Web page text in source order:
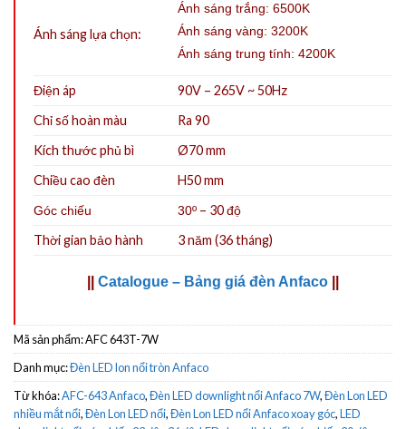
Ánh sáng lựa chọn:
Ánh sáng trắng: 6500K
Ánh sáng vàng: 3200K
Ánh sáng trung tính: 4200K
Điện áp
90V – 265V ~ 50Hz
Chỉ số hoàn màu
Ra 90
Kích thước phủ bì
Ø70 mm
Chiều cao đèn
H50 mm
Góc chiếu 30º – 30 độ
Thời gian bảo hành
3 năm (36 tháng)
Catalogue – Bảng giá đèn Anfaco
Mã sản phẩm:AFC 643T-7W
Danh mục:Đèn LED lon nổi tròn Anfaco
Từ khóa:AFC-643 Anfaco,Đèn LED downlight nổi Anfaco 7W,Đèn Lon LED
nhiều mắt nổi,Đèn Lon LED nổi,Đèn Lon LED nổi Anfaco xoay góc,LED